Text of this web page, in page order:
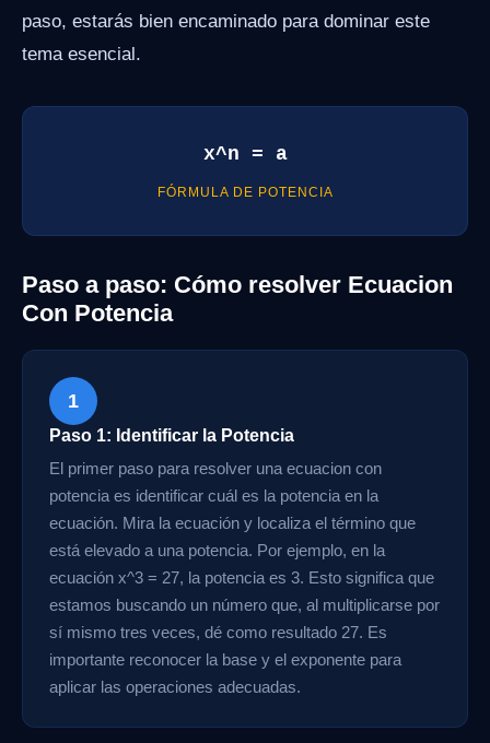
paso, estarás bien encaminado para dominar este
tema esencial.
x^n = a
FÓRMULA DE POTENCIA
Paso a paso: Cómo resolver Ecuacion
Con Potencia
1
Paso 1: Identificar la Potencia
El primer paso para resolver una ecuacion con
potencia es identificar cuál es la potencia en la
ecuación. Mira la ecuación y localiza el término que
está elevado a una potencia. Por ejemplo, en la
ecuación x^3 = 27, la potencia es 3. Esto significa que
estamos buscando un número que, al multiplicarse por
sí mismo tres veces, dé como resultado 27. Es
importante reconocer la base y el exponente para
aplicar las operaciones adecuadas.